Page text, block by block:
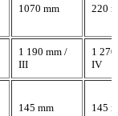
1070 mm
220
1 190 mm /
III
1
IV
145 mm
145